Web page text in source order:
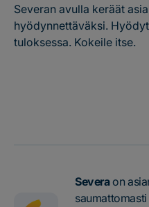
Severan avulla keräät
hyödynnettäväksi.
tuloksessa. Kokeile itse.
Severaon